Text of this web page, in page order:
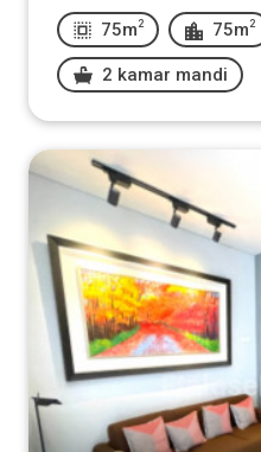
75m 2 75m 2
2 kamar mandi